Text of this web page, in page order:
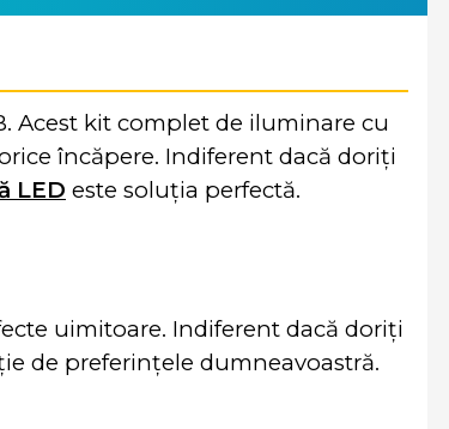
Acest kit complet de iluminare cu
încăpere. Indiferent dacă doriți
LED este soluția perfectă.
uimitoare. Indiferent dacă doriți
de preferințele dumneavoastră.